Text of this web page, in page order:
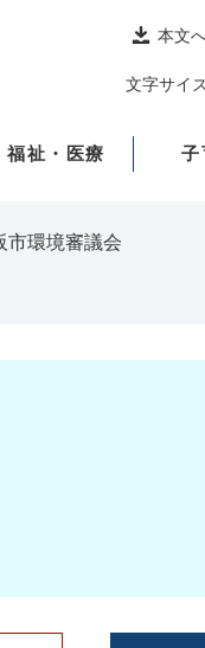
本文
文字サイ
福祉・医療 子
市環境審議会